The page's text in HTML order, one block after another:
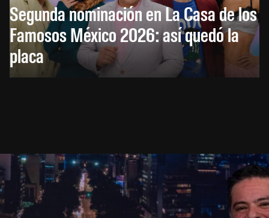
Segunda nominación en La Casa de los
Famosos México 2026: así quedó la
placa